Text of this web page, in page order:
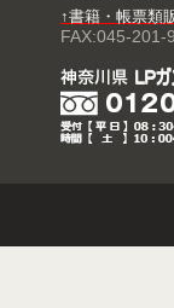
↑書籍・帳票類
FAX:045-201-